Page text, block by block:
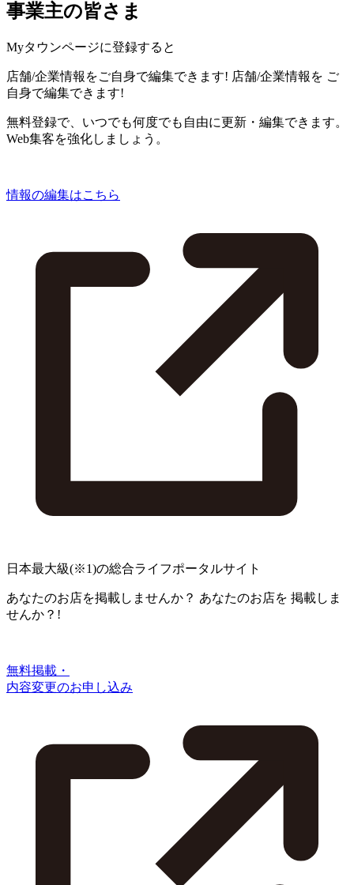
事業主の皆さま
Myタウンページに登録すると
店舗/企業情報をご自身で編集できます! 店舗/企業情報を ご
自身で編集できます!
無料登録で、いつでも何度でも自由に更新・編集できます。
Web集客を強化しましょう。
情報の編集はこちら
日本最大級(※1)の総合ライフポータルサイト
あなたのお店を掲載しませんか？ あなたのお店を 掲載しま
せんか？!
無料掲載・
内容変更のお申し込み